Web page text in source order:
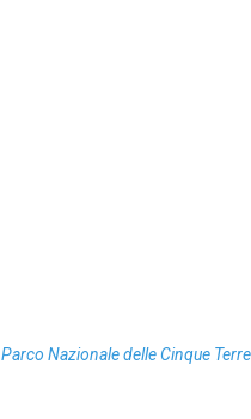
Parco Nazionale delle Cinque Terre